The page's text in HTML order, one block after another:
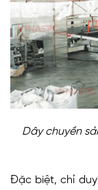
Dây chuyền
Đặc biệt, chỉ